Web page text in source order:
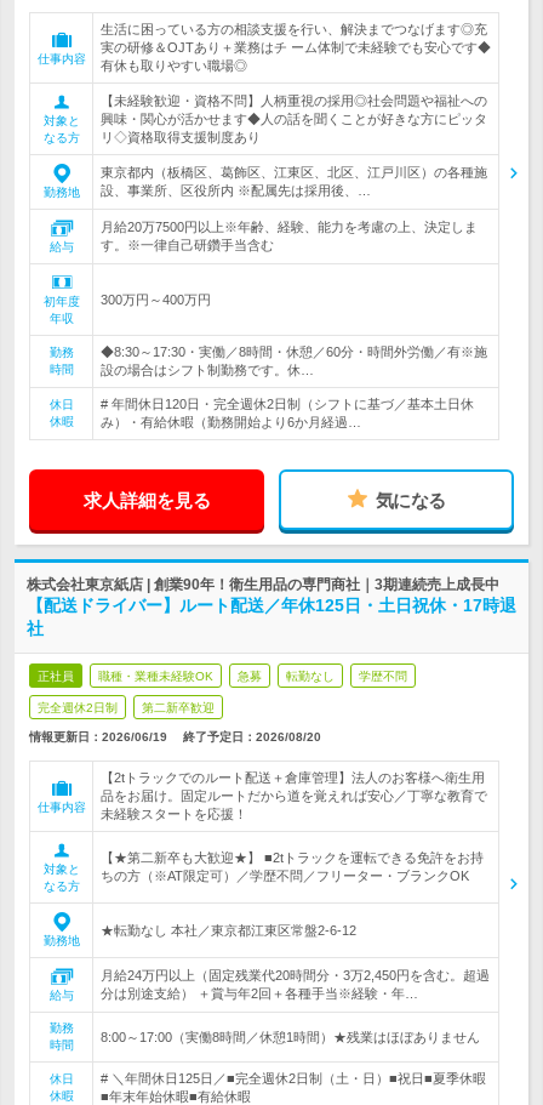
仕事内容
生活に困っている方の相談支援を行い、解決までつなげます◎充
実の研修＆OJTあり＋業務はチ ーム体制で未経験でも安心です◆
有休も取りやすい職場◎
対象と
なる方
【未経験歓迎・資格不問】人柄重視の採用◎社会問題や福祉への
興味・関心が活かせます◆人の話を聞くことが好きな方にピッタ
リ◇資格取得支援制度あり
勤務地
東京都内（板橋区、葛飾区、江東区、北区、江戸川区）の各種施
設、事業所、区役所内 ※配属先は採用後、…
給与
月給20万7500円以上※年齢、経験、能力を考慮の上、決定しま
す。※一律自己研鑽手当含む
初年度
年収
300万円～400万円
勤務
時間
◆8:30～17:30・実働／8時間・休憩／60分・時間外労働／有※施
設の場合はシフト制勤務です。休…
休日
休暇
# 年間休日120日・完全週休2日制（シフトに基づ／基本土日休
み）・有給休暇（勤務開始より6か月経過…
求人詳細を見る 気になる
株式会社東京紙店 | 創業90年！衛生用品の専門商社｜3期連続売上成長中
【配送ドライバー】ルート配送／年休125日・土日祝休・17時退
社
正社員 職種・業種未経験OK 急募 転勤なし 学歴不問
完全週休2日制 第二新卒歓迎
情報更新日：2026/06/19 終了予定日： 2026/08/20
仕事内容
【2tトラックでのルート配送＋倉庫管理】法人のお客様へ衛生用
品をお届け。固定ルートだから道を覚えれば安心／丁寧な教育で
未経験スタートを応援！
対象と
なる方
【★第二新卒も大歓迎★】 ■2tトラックを運転できる免許をお持
ちの方（※AT限定可）／学歴不問／フリーター・ブランクOK
勤務地
★転勤なし 本社／東京都江東区常盤2-6-12
給与
月給24万円以上（固定残業代20時間分・3万2,450円を含む。超過
分は別途支給） ＋賞与年2回＋各種手当※経験・年…
勤務
時間
8:00～17:00（実働8時間／休憩1時間）★残業はほぼありません
休日
休暇
# ＼年間休日125日／■完全週休2日制（土・日）■祝日■夏季休暇
■年末年始休暇■有給休暇